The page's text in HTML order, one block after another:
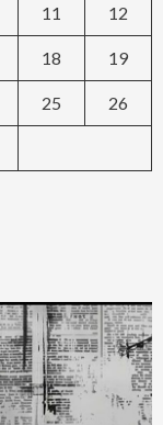
11 12
18 19
25 26